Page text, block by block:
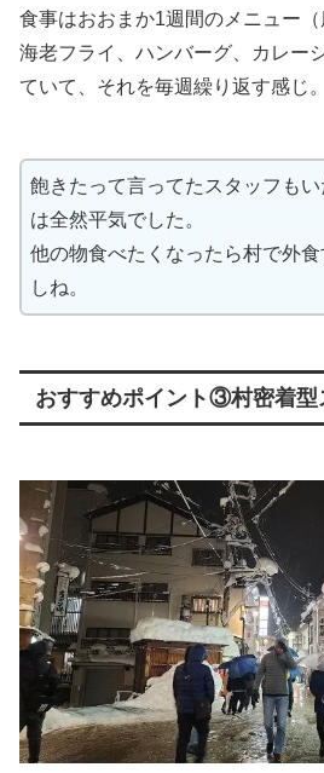
食事はおおまか1週間のメニュー（
海老フライ、ハンバーグ、カレー
ていて、それを毎週繰り返す感じ。
飽きたって言ってたスタッフも
は全然平気でした。
他の物食べたくなったら村で外
しね。
おすすめポイント③村密着型